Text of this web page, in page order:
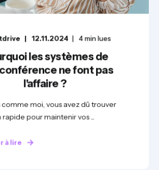
12.11.2024 4min lues
les systèmes de
ne font pas
l'affaire ?
comme moi, vous avez dû trouver
pour maintenir vos ...
à lire